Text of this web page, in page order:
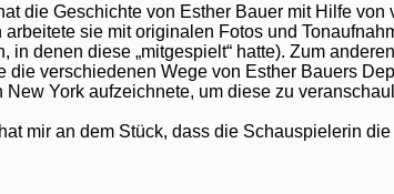
die Geschichte von Esther Bauer mit Hilfe
sie mit originalen Fotos und
in denen diese „mitgespielt“ hatte). Zum
die verschiedenen Wege von Esther Bauers
York aufzeichnete, um diese zu
mir an dem Stück, dass die Schauspielerin